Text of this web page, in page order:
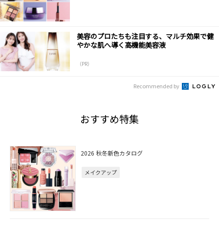
美容のプロたちも注目する、マルチ効果で健
やかな肌へ導く高機能美容液
（PR）
Recommended by
おすすめ特集
2026 秋冬新色カタログ
メイクアップ